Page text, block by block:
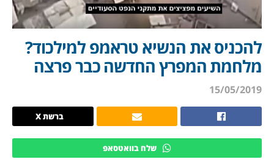
להכניס את הנשיא טראמפ למילכוד?
מלחמת המפרץ החדשה כבר פרצה
15/05/2019
ברשת X
שלח בוואטסאפ